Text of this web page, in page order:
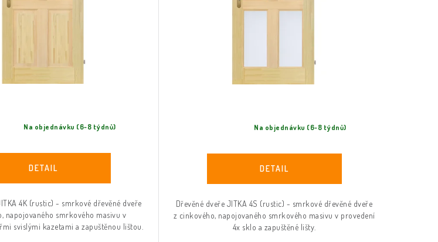
Na objednávku (6-8 týdnů)
4K (rustic) - smrkové dřevěné dveře
napojovaného smrkového masivu v
svislými kazetami a zapuštěnou lištou.
Na objednávku (6-8 týdnů)
Dřevěné dveře JITKA 4S (rustic) - smrkové dřevěné dveře
z cinkového, napojovaného smrkového masivu v provedení
4x sklo a zapuštěné lišty.